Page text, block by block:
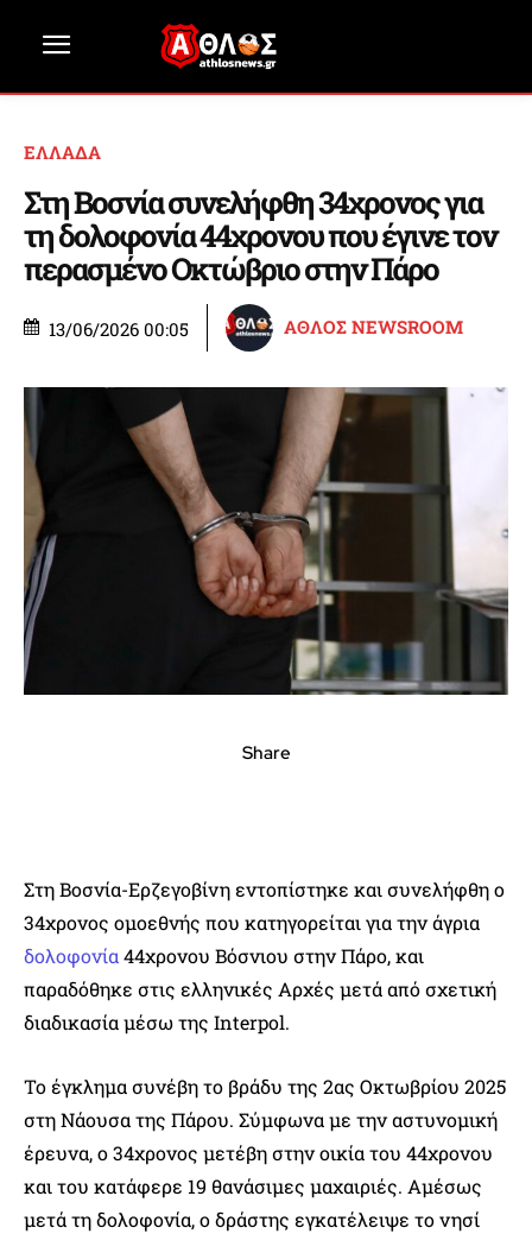
ΕΛΛΑΔΑ
Στη Βοσνία συνελήφθη 34χρονος για
τη δολοφονία 44χρονου που έγινε τον
περασμένο Οκτώβριο στην Πάρο
13/06/2026 00:05 ΑΘΛΟΣ NEWSROOM
Share
Στη Βοσνία-Ερζεγοβίνη εντοπίστηκε και συνελήφθη ο
34χρονος ομοεθνής που κατηγορείται για την άγρια
δολοφονία44χρονου Βόσνιου στην Πάρο, και
παραδόθηκε στις ελληνικές Αρχές μετά από σχετική
διαδικασία μέσω της Interpol.
Το έγκλημα συνέβη το βράδυ της 2ας Οκτωβρίου 2025
στη Νάουσα της Πάρου. Σύμφωνα με την αστυνομική
έρευνα, ο 34χρονος μετέβη στην οικία του 44χρονου
και του κατάφερε 19 θανάσιμες μαχαιριές. Αμέσως
μετά τη δολοφονία, ο δράστης εγκατέλειψε το νησί